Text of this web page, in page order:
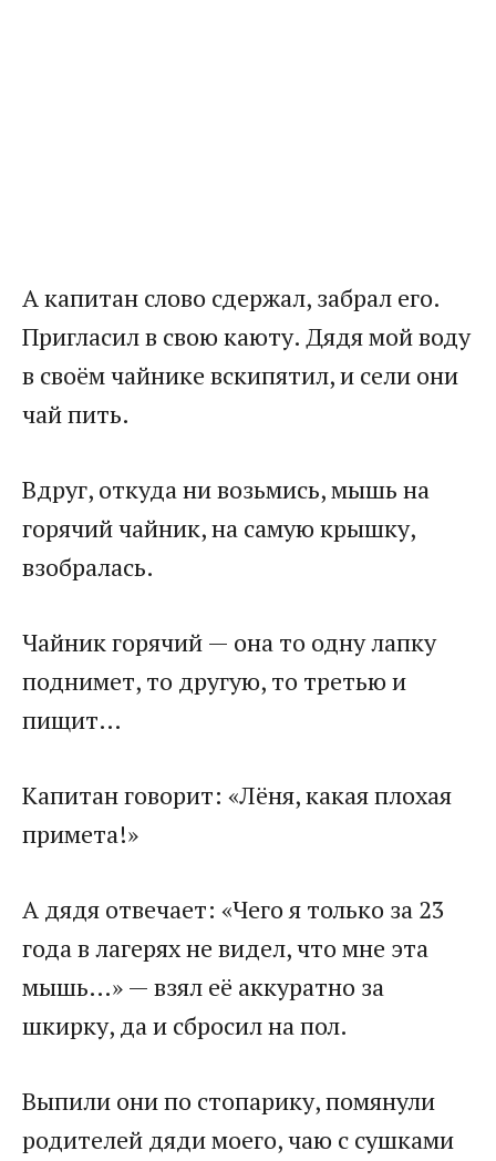
​А капитан слово сдержал, забрал его.
Пригласил в свою каюту. Дядя мой воду
в своём чайнике вскипятил, и сели они
чай пить.​
​Вдруг, откуда ни возьмись, мышь на
горячий чайник, на самую крышку,
взобралась.​
​Чайник горячий — она то одну лапку
поднимет, то другую, то третью и
пищит…​
​Капитан говорит: «Лёня, какая плохая
примета!»​
​А дядя отвечает: «Чего я только за 23
года в лагерях не видел, что мне эта
мышь…» — взял её аккуратно за
шкирку, да и сбросил на пол.​
​Выпили они по стопарику, помянули
родителей дяди моего, чаю с сушками